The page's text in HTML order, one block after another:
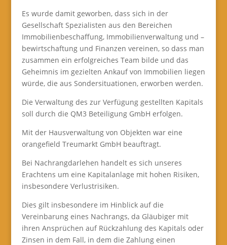
Es wurde damit geworben, dass sich in der
Gesellschaft Spezialisten aus den Bereichen
Immobilienbeschaffung, Immobilienverwaltung und –
bewirtschaftung und Finanzen vereinen, so dass man
zusammen ein erfolgreiches Team bilde und das
Geheimnis im gezielten Ankauf von Immobilien liegen
würde, die aus Sondersituationen, erworben werden.
Die Verwaltung des zur Verfügung gestellten Kapitals
soll durch die QM3 Beteiligung GmbH erfolgen.
Mit der Hausverwaltung von Objekten war eine
orangefield Treumarkt GmbH beauftragt.
Bei Nachrangdarlehen handelt es sich unseres
Erachtens um eine Kapitalanlage mit hohen Risiken,
insbesondere Verlustrisiken.
Dies gilt insbesondere im Hinblick auf die
Vereinbarung eines Nachrangs, da Gläubiger mit
ihren Ansprüchen auf Rückzahlung des Kapitals oder
Zinsen in dem Fall, in dem die Zahlung einen